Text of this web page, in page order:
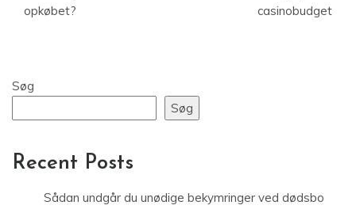
opkøbet?
casinobudget
Søg
Søg
Recent Posts
Sådan undgår du unødige bekymringer ved dødsbo